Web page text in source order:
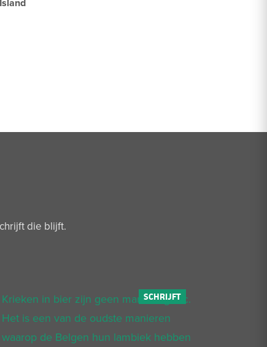
die blijft.
Krieken in bier zijn geen marketingtruc.
Het is een van de oudste manieren
waarop de Belgen hun lambiek hebben